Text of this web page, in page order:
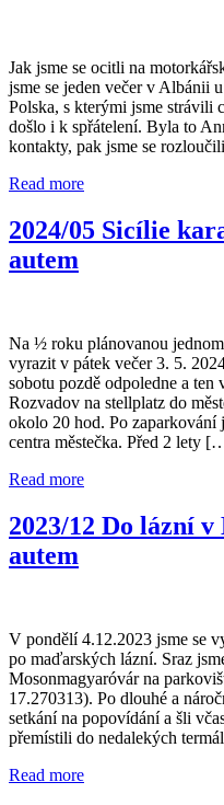
Jak jsme se ocitli na
jsme se jeden večer v Albánii
Polska, s kterými jsme strávili
došlo i k spřátelení. Byla to
kontakty, pak jsme se
Read more
2024/05 Sicílie
autem
Na ½ roku plánovanou
vyrazit v pátek večer 3. 5.
sobotu pozdě odpoledne a ten
Rozvadov na stellplatz do
okolo 20 hod. Po zaparkování
centra městečka. Před 2 lety
Read more
2023/12 Do lázní
autem
V pondělí 4.12.2023 jsme se
po maďarských lázní. Sraz
Mosonmagyaróvár na
17.270313). Po dlouhé a
setkání na popovídání a šli
přemístili do nedalekých
Read more